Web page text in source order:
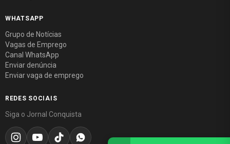
WHATSAPP
Grupo de Notícias
Vagas de Emprego
Canal WhatsApp
Enviar denúncia
Enviar vaga de emprego
REDES SOCIAIS
Siga o Jornal Conquista